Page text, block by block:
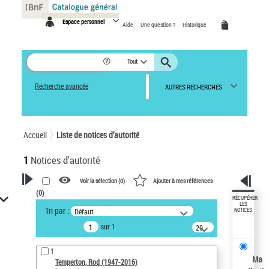
Espace personnel Aide Une question ? Historique
Tout
Recherche avancée AUTRES RECHERCHES
Accueil Liste de notices d’autorité
1 Notices d'autorité
VOTRE RECHERCHE
Recherche avancée dans les
notices d’autorité
Œuvres liées à l'auteur :
Temperton, Rod (1947-2016)
Voir la sélection (0) Ajouter à mes références
(0)
Tri par : Défaut
sur 1
20
résultats/page
1
Temperton, Rod (1947-2016)
RÉCUPÉRER
LES
NOTICES
Ma
Panneau de gestion des cookies